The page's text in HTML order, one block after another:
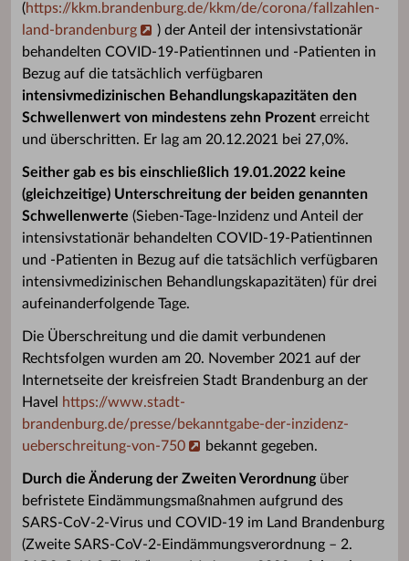
(https://kkm.brandenburg.de/kkm/de/corona/fallzahlen-
land-brandenburg
) der Anteil der intensivstationär
behandelten COVID-19-Patientinnen und -Patienten in
Bezug auf die tatsächlich verfügbaren
intensivmedizinischen Behandlungskapazitäten den
Schwellenwert von mindestens zehn Prozent erreicht
und überschritten. Er lag am 20.12.2021 bei 27,0%.
Seither gab es bis einschließlich 19.01.2022 keine
(gleichzeitige) Unterschreitung der beiden genannten
Schwellenwerte (Sieben-Tage-Inzidenz und Anteil der
intensivstationär behandelten COVID-19-Patientinnen
und -Patienten in Bezug auf die tatsächlich verfügbaren
intensivmedizinischen Behandlungskapazitäten) für drei
aufeinanderfolgende Tage.
Die Überschreitung und die damit verbundenen
Rechtsfolgen wurden am 20. November 2021 auf der
Internetseite der kreisfreien Stadt Brandenburg an der
Havel
https://www.stadt-
brandenburg.de/presse/bekanntgabe-der-inzidenz-
ueberschreitung-von-750
bekannt gegeben.
Durch die Änderung der Zweiten Verordnungüber
befristete Eindämmungsmaßnahmen aufgrund des
SARS-CoV-2-Virus und COVID-19 im Land Brandenburg
(Zweite SARS-CoV-2-Eindämmungsverordnung – 2.